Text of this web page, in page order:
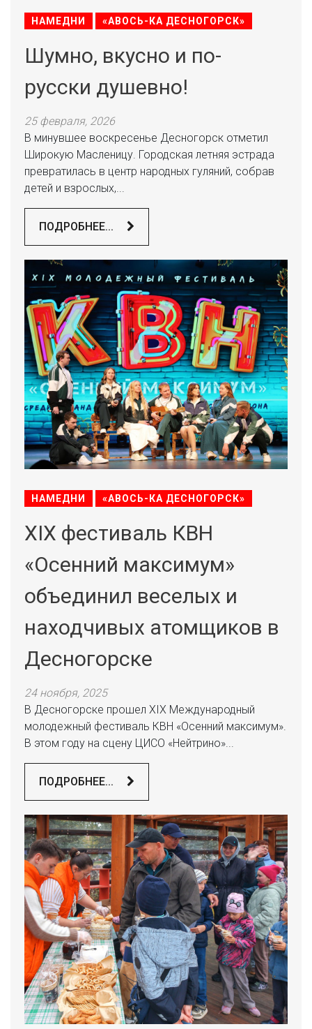
НАМЕДНИ «АВОСЬ-КА ДЕСНОГОРСК»
Шумно, вкусно и по-
русски душевно!
25 февраля, 2026
В минувшее воскресенье Десногорск отметил
Широкую Масленицу. Городская летняя эстрада
превратилась в центр народных гуляний, собрав
детей и взрослых,...
ПОДРОБНЕЕ...
НАМЕДНИ «АВОСЬ-КА ДЕСНОГОРСК»
XIX фестиваль КВН
«Осенний максимум»
объединил веселых и
находчивых атомщиков в
Десногорске
24 ноября, 2025
В Десногорске прошел XIX Международный
молодежный фестиваль КВН «Осенний максимум».
В этом году на сцену ЦИСО «Нейтрино»...
ПОДРОБНЕЕ...